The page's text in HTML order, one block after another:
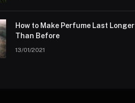
How to Make Perfume Last Longer
Than Before
13/01/2021